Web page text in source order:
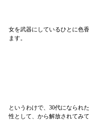
女を武器にしているひとに色
ます。
というわけで、30代になられ
性として、から解放されてみて